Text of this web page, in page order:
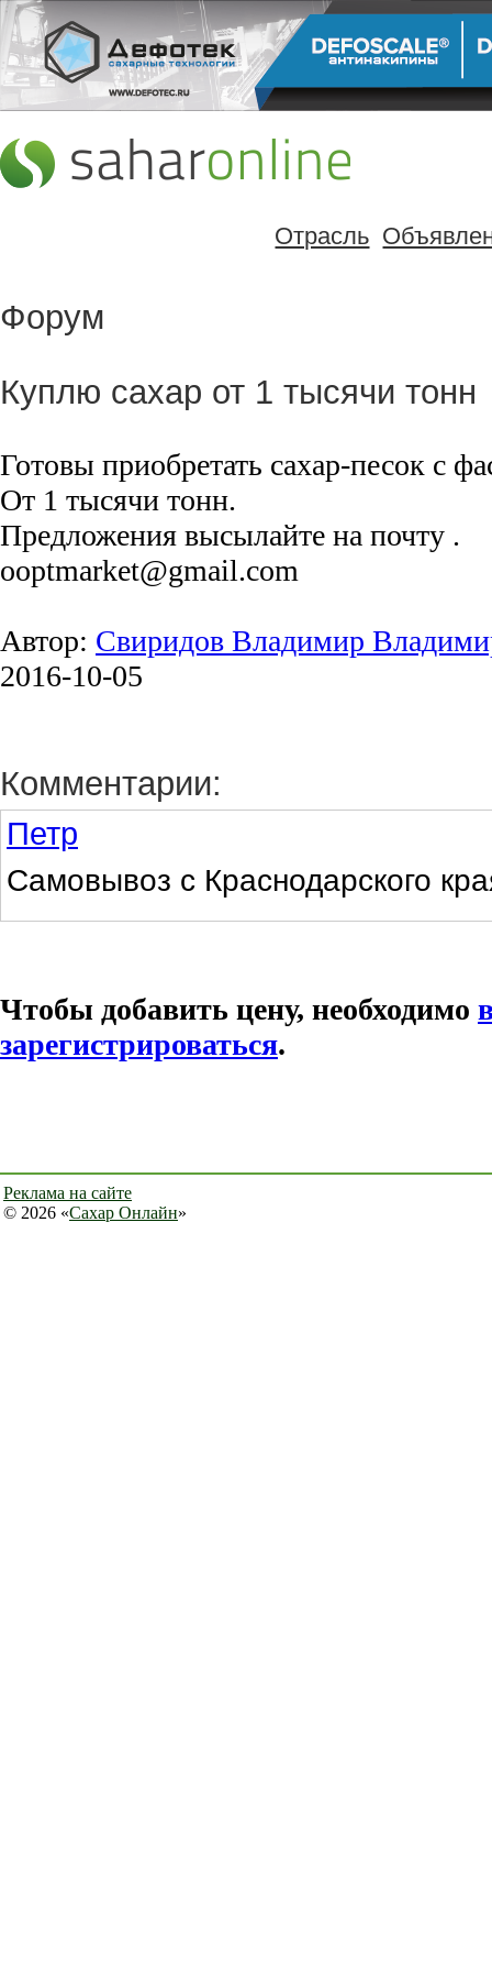
Отрасль
Форум
Куплю сахар от 1 тысячи тонн
Готовы приобретать сахар-песок с
От 1 тысячи тонн.
Предложения высылайте на почту .
ooptmarket@gmail.com
Автор: Свиридов Владимир
2016-10-05
Комментарии:
Петр
Самовывоз с Краснодарского
Чтобы добавить цену, необходимо
зарегистрироваться.
Реклама на сайте
© 2026 «Сахар Онлайн»